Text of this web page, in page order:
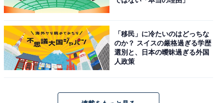
「移民」に冷たいのはどっちな
のか？ スイスの厳格過ぎる学歴
選別と、日本の曖昧過ぎる外国
人政策